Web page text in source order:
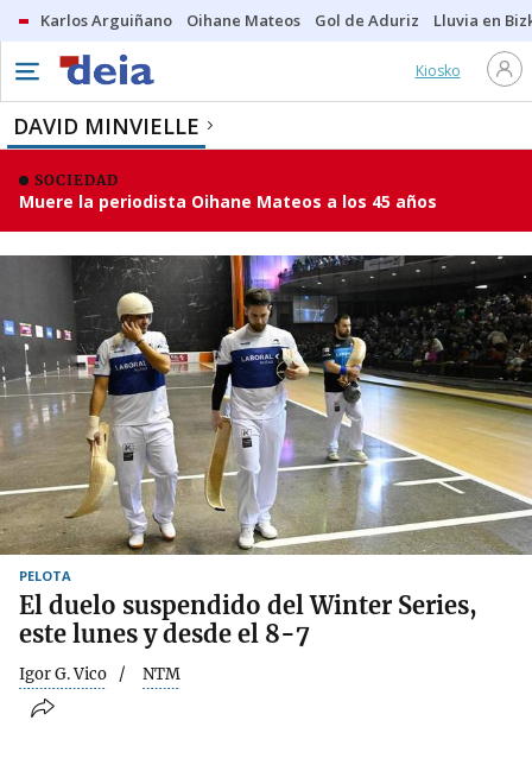
Karlos Arguiñano Oihane Mateos Gol de Aduriz Lluvia en
Kiosko
DAVID MINVIELLE
SOCIEDAD
Muere la periodista Oihane Mateos a los 45 años
PELOTA
El duelo suspendido del Winter Series,
este lunes y desde el 8-7
Igor G. Vico NTM